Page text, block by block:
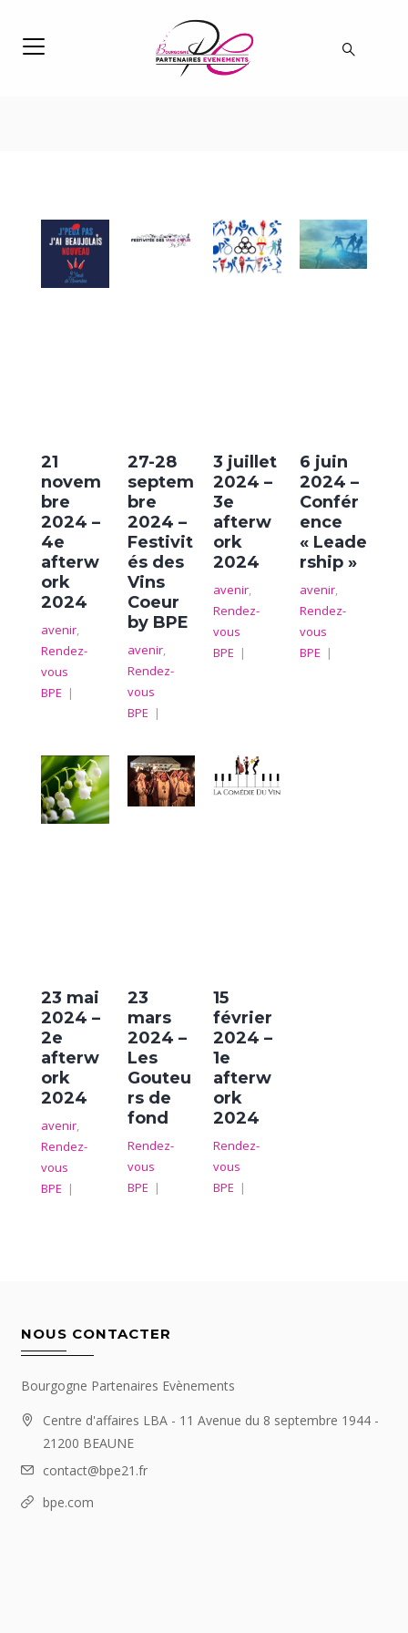
21
novem
bre
2024 –
4e
afterw
ork
2024
avenir,
Rendez-
vous
BPE |
27-28
septem
bre
2024 –
Festivit
és des
Vins
Coeur
by BPE
avenir,
Rendez-
vous
BPE |
3 juillet
2024 –
3e
afterw
ork
2024
avenir,
Rendez-
vous
BPE |
6 juin
2024 –
Confér
ence
« Leade
rship »
avenir,
Rendez-
vous
BPE |
23 mai
2024 –
2e
afterw
ork
2024
avenir,
Rendez-
vous
BPE |
23
mars
2024 –
Les
Gouteu
rs de
fond
Rendez-
vous
BPE |
15
février
2024 –
1e
afterw
ork
2024
Rendez-
vous
BPE |
NOUS CONTACTER
Bourgogne Partenaires Evènements
Centre d'affaires LBA - 11 Avenue du 8 septembre 1944 -
21200 BEAUNE
contact@bpe21.fr
bpe.com